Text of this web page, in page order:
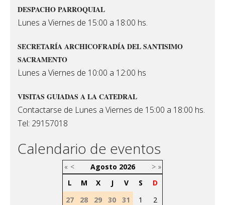
DESPACHO PARROQUIAL
Lunes a Viernes de 15:00 a 18:00 hs.
SECRETARÍA ARCHICOFRADÍA DEL SANTISIMO
SACRAMENTO
Lunes a Viernes de 10:00 a 12:00 hs
VISITAS GUIADAS A LA CATEDRAL
Contactarse de Lunes a Viernes de 15:00 a 18:00 hs.
Tel: 29157018
Calendario de eventos
« < Agosto 2026 > »
L
M X J V S
D
27
28 29 30 31 1
2